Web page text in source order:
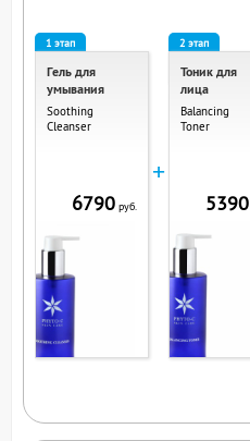
1 этап
Гель для
умывания
Soothing
Cleanser
6790 руб.
+
2 этап
Тоник для
лица
Balancing
Toner
5390